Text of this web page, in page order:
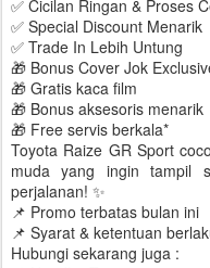
✅ Cicilan Ringan & Proses
✅ Special Discount Menarik
✅ Trade In Lebih Untung
🎁 Bonus Cover Jok
🎁 Gratis kaca film
🎁 Bonus aksesoris menarik
🎁 Free servis berkala*
Toyota Raize GR Sport
muda yang ingin tampil
perjalanan! ✨
📌 Promo terbatas bulan ini
📌 Syarat & ketentuan
Hubungi sekarang juga :